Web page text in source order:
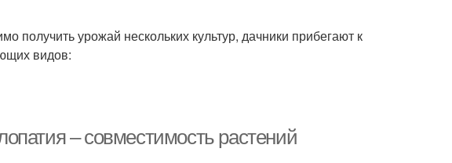
получить урожай нескольких культур, дачники прибегают к
видов:
– совместимость растений